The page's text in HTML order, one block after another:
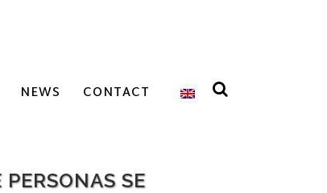
NEWS CONTACT
SE